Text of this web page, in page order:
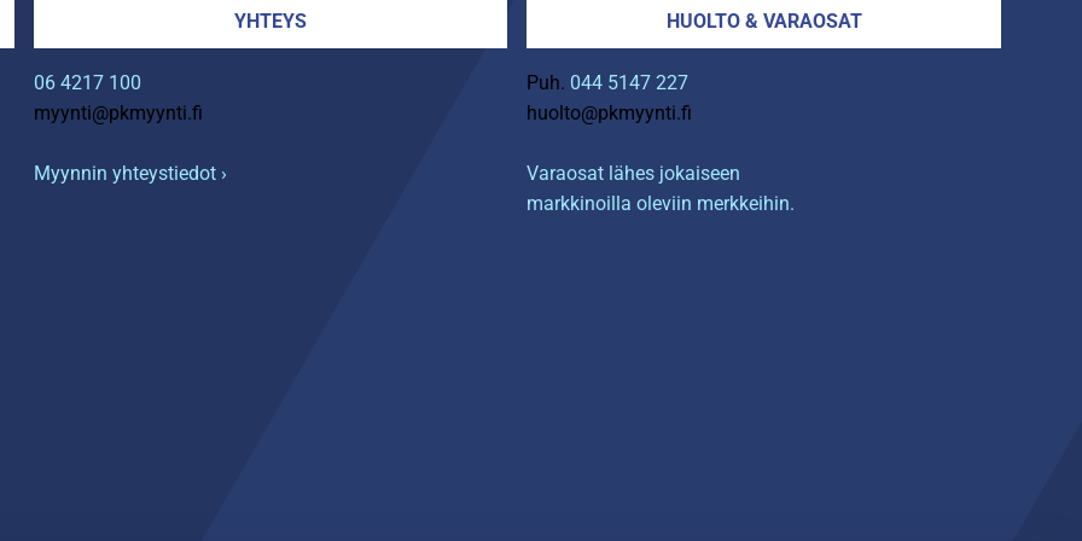
YHTEYS
06 4217 100
myynti@pkmyynti.fi
Myynnin yhteystiedot ›
HUOLTO & VARAOSAT
Puh. 044 5147 227
huolto@pkmyynti.fi
Varaosat lähes jokaiseen
markkinoilla oleviin merkkeihin.